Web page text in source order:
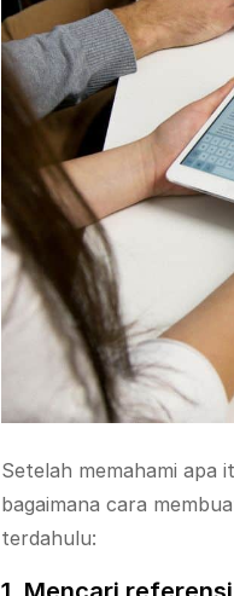
Setelah memahami apa
bagaimana cara
terdahulu: